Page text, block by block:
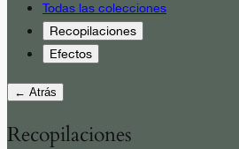
Todas las colecciones
Recopilaciones
Efectos
← Atrás
Recopilaciones